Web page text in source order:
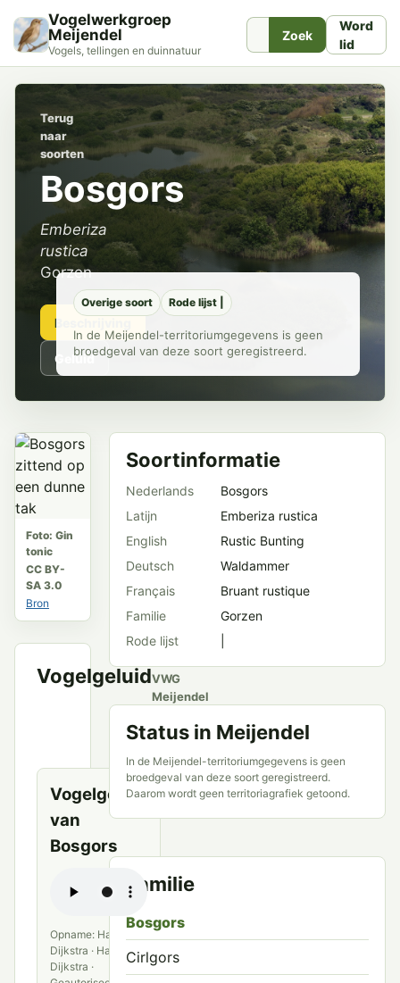
Vogelwerkgroep
Meijendel
Vogels, tellingen en duinnatuur
Zoek
Word
lid
Terug
naar
soorten
Bosgors
Emberiza
rustica
Gorzen
Beschrijving
Geluid
Overige soort Rode lijst |
In de Meijendel-territoriumgegevens is geen
broedgeval van deze soort geregistreerd.
Foto: Gin
tonic
CC BY-
SA 3.0
Bron
VogelgeluidVWG
Meijendel
openbare
Vogelgeluid
van
Bosgors
Opname: Hans
Dijkstra · Hans
Dijkstra ·
Soortinformatie
Nederlands
Bosgors
Latijn
Emberiza rustica
English
Rustic Bunting
Deutsch
Waldammer
Français
Bruant rustique
Familie
Gorzen
Rode lijst
Status in Meijendel
In de Meijendel-territoriumgegevens is geen
broedgeval van deze soort geregistreerd.
Daarom wordt geen territoriagrafiek getoond.
Familie
Bosgors
Cirlgors